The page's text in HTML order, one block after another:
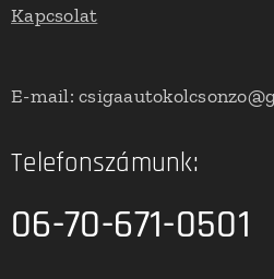
Kapcsolat
E-mail:
Telefonszámunk:
06-70-671-0501